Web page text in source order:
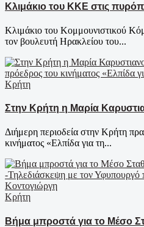
Κλιμάκιο του ΚΚΕ στις
Κλιμάκιο του Κομμουνιστικού
τον βουλευτή Ηρακλείου του...
Κρήτη
Στην Κρήτη η Μαρία
Διήμερη περιοδεία στην Κρήτη
κινήματος «Ελπίδα για τη...
Κρήτη
Βήμα μπροστά για το Μέσο